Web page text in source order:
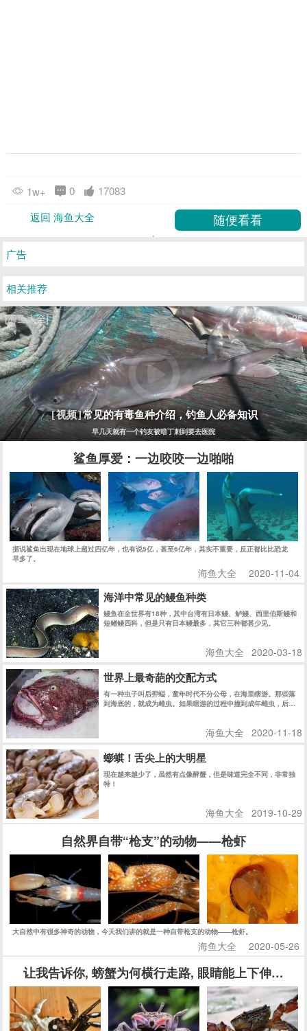
1w+ 0
17083
返回 海鱼大全
广告
相关推荐
[海鱼大全] 2019-12-25
[视频]常见的有毒鱼种介绍，钓鱼人必备知识
早几天就有一个钓友被暗丁刺到要去医院
鲨鱼厚爱：一边咬咬一边啪啪
据说鲨鱼出现在地球上超过四亿年，也有说5亿，甚至6亿年，其实不重要，反正都比比恐龙
早多了。
海鱼大全 2020-11-04
海洋中常见的鳗鱼种类
鳗鱼在全世界有18种，其中台湾有日本鳗、鲈鳗、西里伯斯鳗和
短鳍鳗四科，但是只有日本鳗最多，其它三种都甚少见。
海鱼大全 2020-03-18
世界上最奇葩的交配方式
有一种虫子叫后羿螠，童年时代不分公母，在海里瞎游。那些落
到海底的，就成为雌虫。如果瞎游的过程中撞到成年雌虫，后螠
海鱼大全 2020-11-18
蟛蜞！舌尖上的大明星
现在越来越少了，虽然有点像醉蟹，但是味道完全不同，非常独
特！
海鱼大全 2019-10-29
自然界自带“枪支”的动物——枪虾
大自然中有很多神奇的动物，今天我们讲的就是一种自带枪支的动物——枪虾。
海鱼大全 2020-05-26
让我告诉你, 螃蟹为何横行走路, 眼睛能上下伸缩,